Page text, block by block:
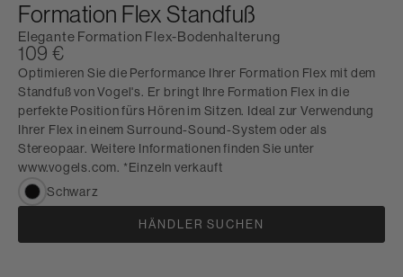
Formation Flex Standfuß
Elegante Formation Flex-Bodenhalterung
109 €
Optimieren Sie die Performance Ihrer Formation Flex mit dem
Standfuß von Vogel's. Er bringt Ihre Formation Flex in die
perfekte Position fürs Hören im Sitzen. Ideal zur Verwendung
Ihrer Flex in einem Surround-Sound-System oder als
Stereopaar. Weitere Informationen finden Sie unter
www.vogels.com. *Einzeln verkauft
Schwarz
HÄNDLER SUCHEN